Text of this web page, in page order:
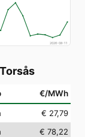
2026-08-11
Torsås
€/MWh
€ 27,79
€ 78,22